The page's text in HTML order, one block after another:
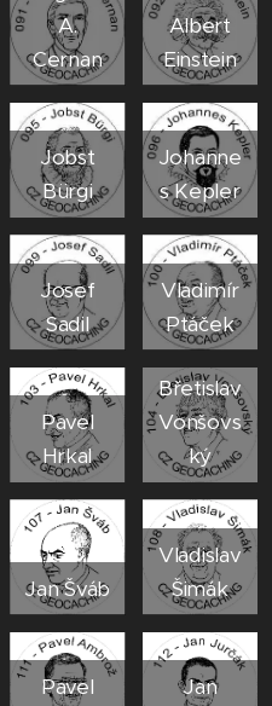
A.
Cernan
Albert
Einstein
Jobst
Bürgi
Johanne
s Kepler
Josef
Sadil
Vladimír
Ptáček
Pavel
Hrkal
Břetislav
Vonšovs
ký
Jan Šváb
Vladislav
Šimák
Pavel
Jan